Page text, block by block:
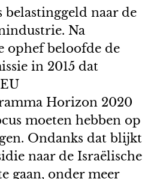
belastinggeld naar de
Na
ophef beloofde de
in 2015 dat
Horizon 2020
moeten hebben op
Ondanks dat blijkt
naar de Israëlische
gaan, onder meer